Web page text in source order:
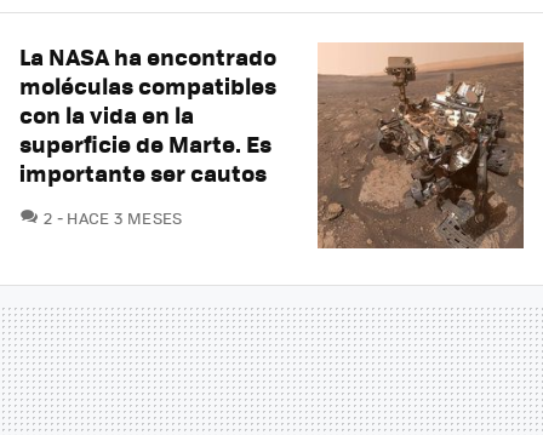
La NASA ha encontrado
moléculas compatibles
con la vida en la
superficie de Marte. Es
importante ser cautos
2 COMENTARIOS
HACE 3 MESES